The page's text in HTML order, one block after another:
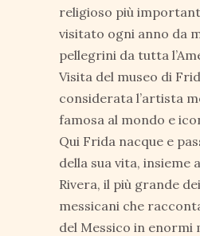
religioso più
visitato ogni anno da
pellegrini da tutta
Visita del museo di
considerata l’artista
famosa al mondo e
Qui Frida nacque e
della sua vita, insieme
Rivera, il più grande
messicani che
del Messico in enormi